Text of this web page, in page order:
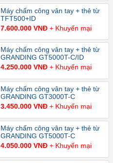
Máy chấm công vân tay + thẻ từ
TFT500+ID
7.600.000 VNĐ+ Khuyến mại
Máy chấm công vân tay + thẻ từ
GRANDING GT5000T-C/ID
4.250.000 VNĐ+ Khuyến mại
Máy chấm công vân tay + thẻ từ
GRANDING GT3000T-C
3.450.000 VNĐ+ Khuyến mại
Máy chấm công vân tay + thẻ từ
GRANDING GT5000T-C
4.050.000 VNĐ+ Khuyến mại